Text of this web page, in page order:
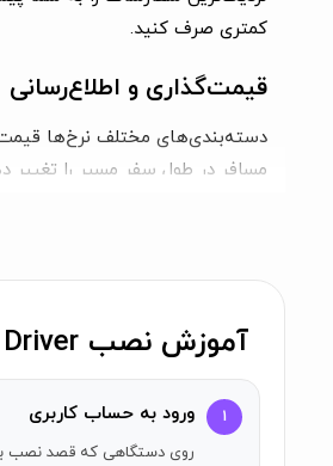
کمتری صرف کنید.
قیمت‌گذاری و اطلاع‌رسانی
دسته‌بندی‌های مختلف نرخ‌ها
مسافر در طول سفر مسیر را تغییر
شما می‌توانید تمام کارهای مورد
کمک در مواقع اضطراری
در صورت وقوع وضعیت اضطراری،
آموزش و پشتیبانی
آموزش نصب Taxsee Driver روی آیفون
۱ ورود به حساب کاربری
روی دستگاهی که قصد نصب